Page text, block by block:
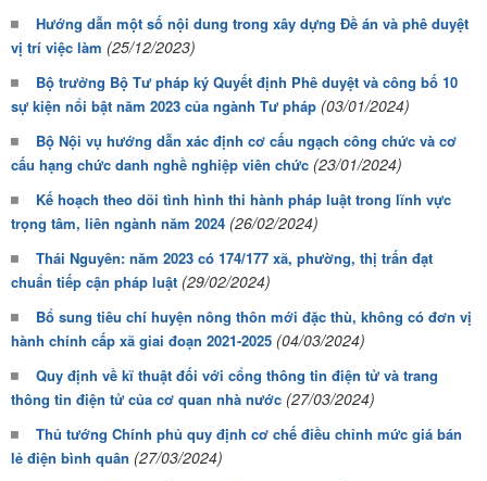
Hướng dẫn một số nội dung trong xây dựng Đề án và phê duyệt
vị trí việc làm (25/12/2023)
Bộ trưởng Bộ Tư pháp ký Quyết định Phê duyệt và công bố 10
sự kiện nổi bật năm 2023 của ngành Tư pháp (03/01/2024)
Bộ Nội vụ hướng dẫn xác định cơ cấu ngạch công chức và cơ
cấu hạng chức danh nghề nghiệp viên chức (23/01/2024)
Kế hoạch theo dõi tình hình thi hành pháp luật trong lĩnh vực
trọng tâm, liên ngành năm 2024 (26/02/2024)
Thái Nguyên: năm 2023 có 174/177 xã, phường, thị trấn đạt
chuẩn tiếp cận pháp luật (29/02/2024)
Bổ sung tiêu chí huyện nông thôn mới đặc thù, không có đơn vị
hành chính cấp xã giai đoạn 2021-2025 (04/03/2024)
Quy định về kĩ thuật đối với cổng thông tin điện tử và trang
thông tin điện tử của cơ quan nhà nước (27/03/2024)
Thủ tướng Chính phủ quy định cơ chế điều chỉnh mức giá bán
lẻ điện bình quân (27/03/2024)